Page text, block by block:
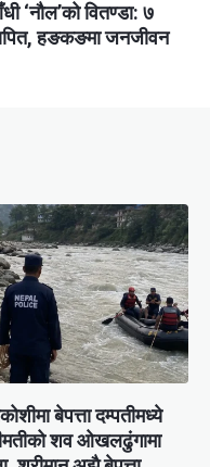
‘नौल’को वितण्डा: ७
हङकङमा जनजीवन
बेपत्ता दम्पतीमध्ये
शव ओखलढुंगामा